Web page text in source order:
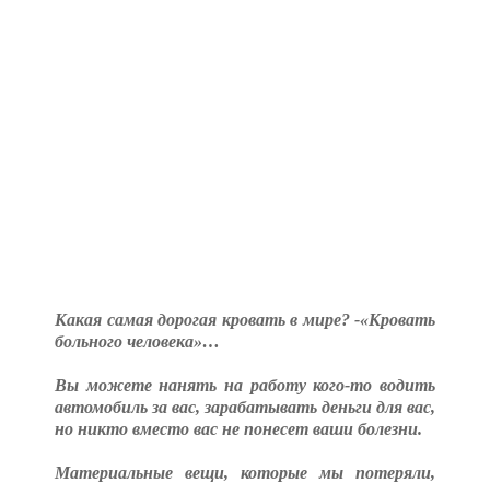
Какая самая дорогая кровать в мире? -«Кровать
больного человека»…
Вы можете нанять на работу кого-то водить
автомобиль за вас, зарабатывать деньги для вас,
но никто вместо вас не понесет ваши болезни.
Материальные вещи, которые мы потеряли,